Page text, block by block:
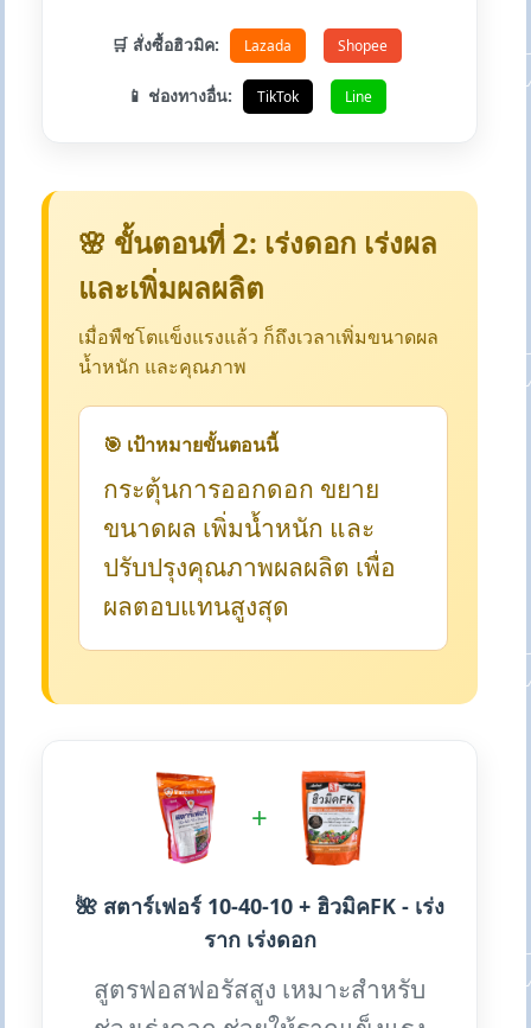
🛒 สั่งซื้อฮิวมิค: Lazada Shopee
📱 ช่องทางอื่น: TikTok Line
🌸 ขั้นตอนที่ 2: เร่งดอก เร่งผล
และเพิ่มผลผลิต
เมื่อพืชโตแข็งแรงแล้ว ก็ถึงเวลาเพิ่มขนาดผล
น้ำหนัก และคุณภาพ
🎯 เป้าหมายขั้นตอนนี้
กระตุ้นการออกดอก ขยาย
ขนาดผล เพิ่มน้ำหนัก และ
ปรับปรุงคุณภาพผลผลิต เพื่อ
ผลตอบแทนสูงสุด
+
🌺 สตาร์เฟอร์ 10-40-10 + ฮิวมิคFK - เร่ง
ราก เร่งดอก
สูตรฟอสฟอรัสสูง เหมาะสำหรับ